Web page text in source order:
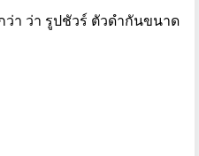
า ว่า รูปชัวร์ ตัวดำกันขนาด